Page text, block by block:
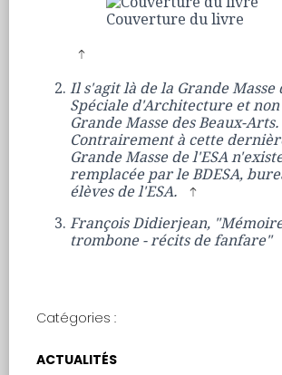
Couverture du livre
Il s'agit là de la Grande Masse
Spéciale d'Architecture et non
Grande Masse des Beaux-Arts.
Contrairement à cette
Grande Masse de l'ESA
remplacée par le BDESA,
élèves de l'ESA.
François Didierjean,
trombone - récits de fanfare"
Catégories :
ACTUALITÉS